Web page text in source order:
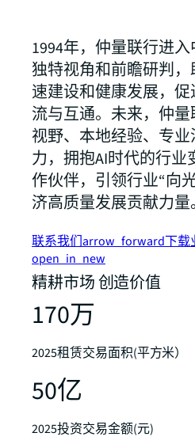
1994年，仲量联行进
独特视角和前瞻研判
速建设和健康发展，
流与互通。未来，仲
视野、本地经验、专
力，拥抱AI时代的行
作伙伴，引领行业“向
济高质量发展贡献力量。
联系我们arrow_forward下载
open_in_new
精耕市场 创造价值​
170万​
2025租赁交易面积(平方米）​ ​
50亿
2025投资交易金额(元)​